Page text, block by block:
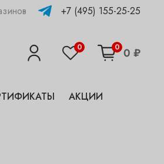
+7 (495) 155-25-25
0 0 0 ₽
АКЦИИ